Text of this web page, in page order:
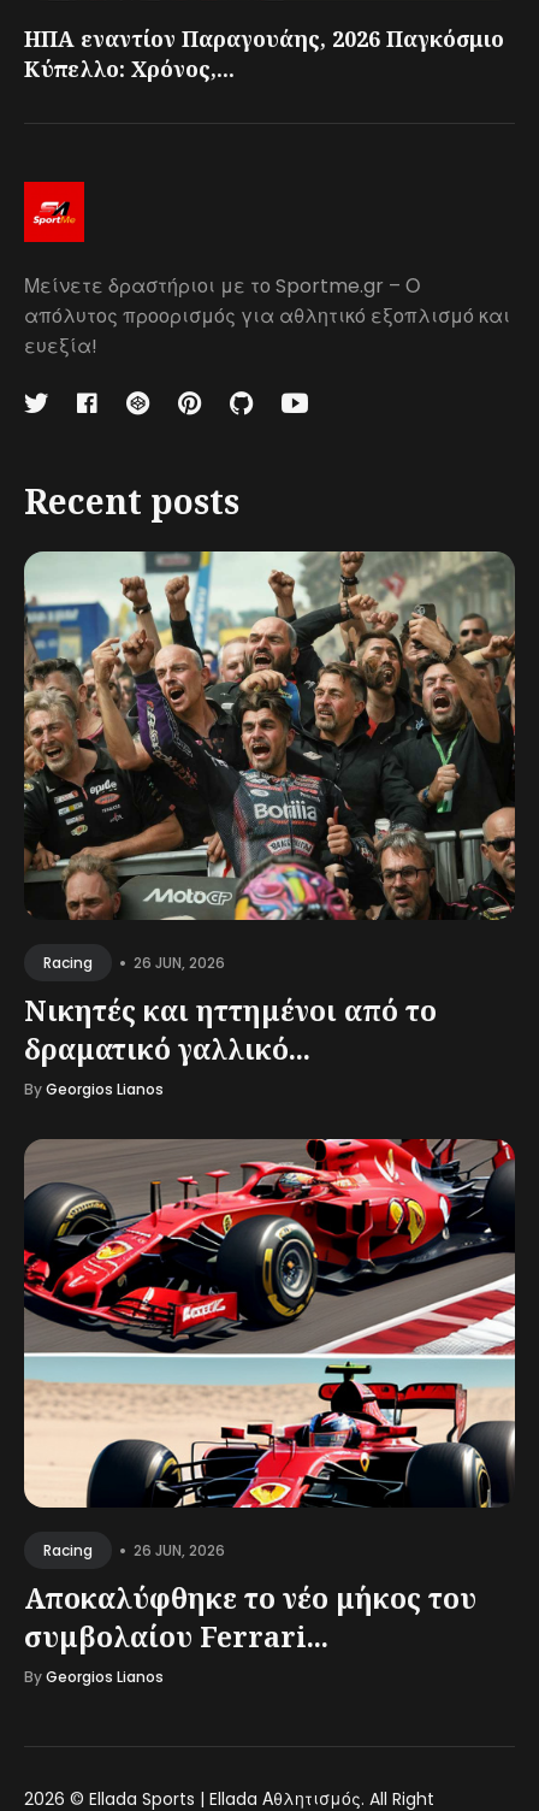
ΗΠΑ εναντίον Παραγουάης, 2026 Παγκόσμιο
Κύπελλο: Χρόνος,...
Μείνετε δραστήριοι με το Sportme.gr – Ο
απόλυτος προορισμός για αθλητικό εξοπλισμό και
ευεξία!
Recent posts
Racing • 26 JUN, 2026
Νικητές και ηττημένοι από το
δραματικό γαλλικό...
ByGeorgios Lianos
Racing • 26 JUN, 2026
Αποκαλύφθηκε το νέο μήκος του
συμβολαίου Ferrari...
ByGeorgios Lianos
2026 © Ellada Sports | Ellada Αθλητισμός. All Right